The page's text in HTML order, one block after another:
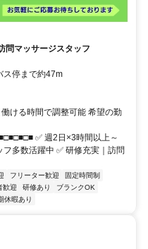
問マッサージスタッフ
ス停まで約47m
ける時間で調整可能 希望の勤
✅ 週2日×3時間以上～
多数活躍中 ✅ 研修充実｜訪問
フリーター歓迎
固定時間制
歓迎 研修あり
ブランクOK
休暇あり